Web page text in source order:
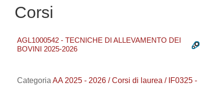
Corsi
AGL1000542 - TECNICHE DI ALLEVAMENTO DEI
BOVINI 2025-2026
Categoria AA 2025 - 2026 / Corsi di laurea / IF0325 -